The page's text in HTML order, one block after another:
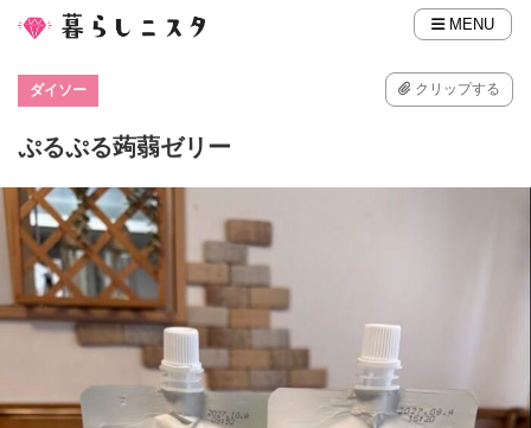
MENU
ダイソー クリップする
ぷるぷる蒟蒻ゼリー